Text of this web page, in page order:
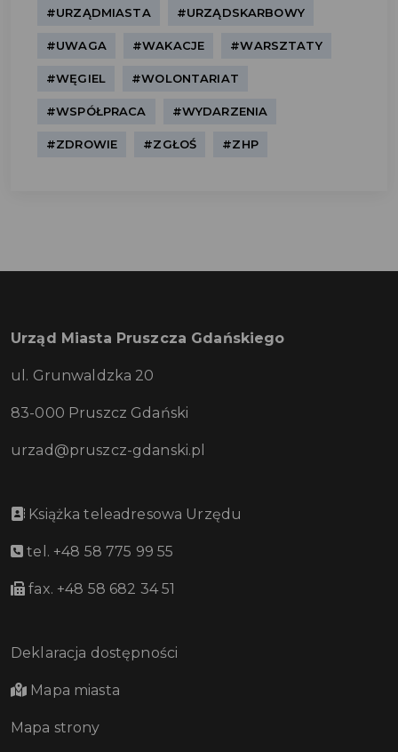
#URZĄDMIASTA #URZĄDSKARBOWY
#UWAGA #WAKACJE #WARSZTATY
#WĘGIEL #WOLONTARIAT
#WSPÓŁPRACA #WYDARZENIA
#ZDROWIE #ZGŁOŚ #ZHP
Urząd Miasta Pruszcza Gdańskiego
ul. Grunwaldzka 20
83-000 Pruszcz Gdański
urzad@pruszcz-gdanski.pl
Książka teleadresowa Urzędu
tel. +48 58 775 99 55
fax. +48 58 682 34 51
Deklaracja dostępności
Mapa miasta
Mapa strony